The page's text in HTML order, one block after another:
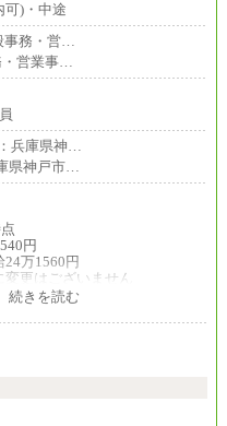
可)・中途
事務・営…
・営業事…
兵庫県神…
県神戸市…
円
24万1560円
更はございません
更はございません
きを読む